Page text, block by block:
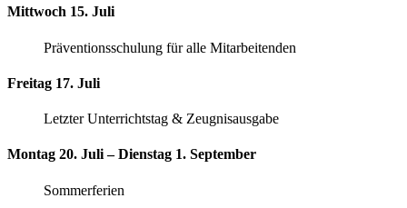
Mittwoch 15. Juli
Präventionsschulung für alle Mitarbeitenden
Freitag 17. Juli
Letzter Unterrichtstag & Zeugnisausgabe
Montag 20. Juli – Dienstag 1. September
Sommerferien